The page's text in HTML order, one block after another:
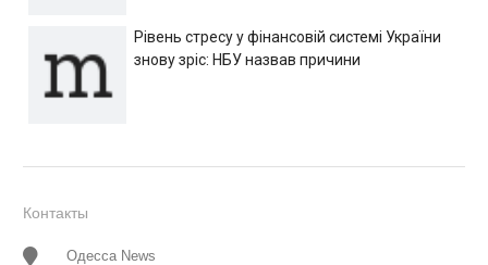
Рівень стресу у фінансовій системі України
знову зріс: НБУ назвав причини
Контакты
Одесса News